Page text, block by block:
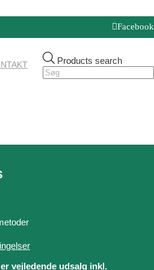
Facebook
Products search
vejledende udsalg inkl.